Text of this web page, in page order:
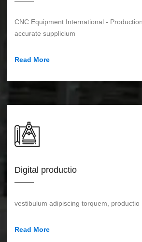
CNC Equipment International -
accurate supplicium
Read More
Digital productio
vestibulum adipiscing torquem, productio
Read More